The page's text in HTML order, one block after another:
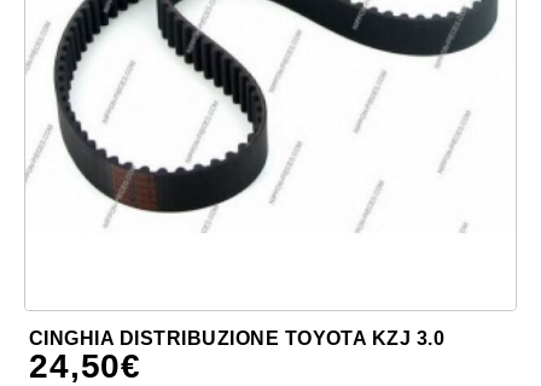
CINGHIA DISTRIBUZIONE TOYOTA KZJ 3.0
24,50€